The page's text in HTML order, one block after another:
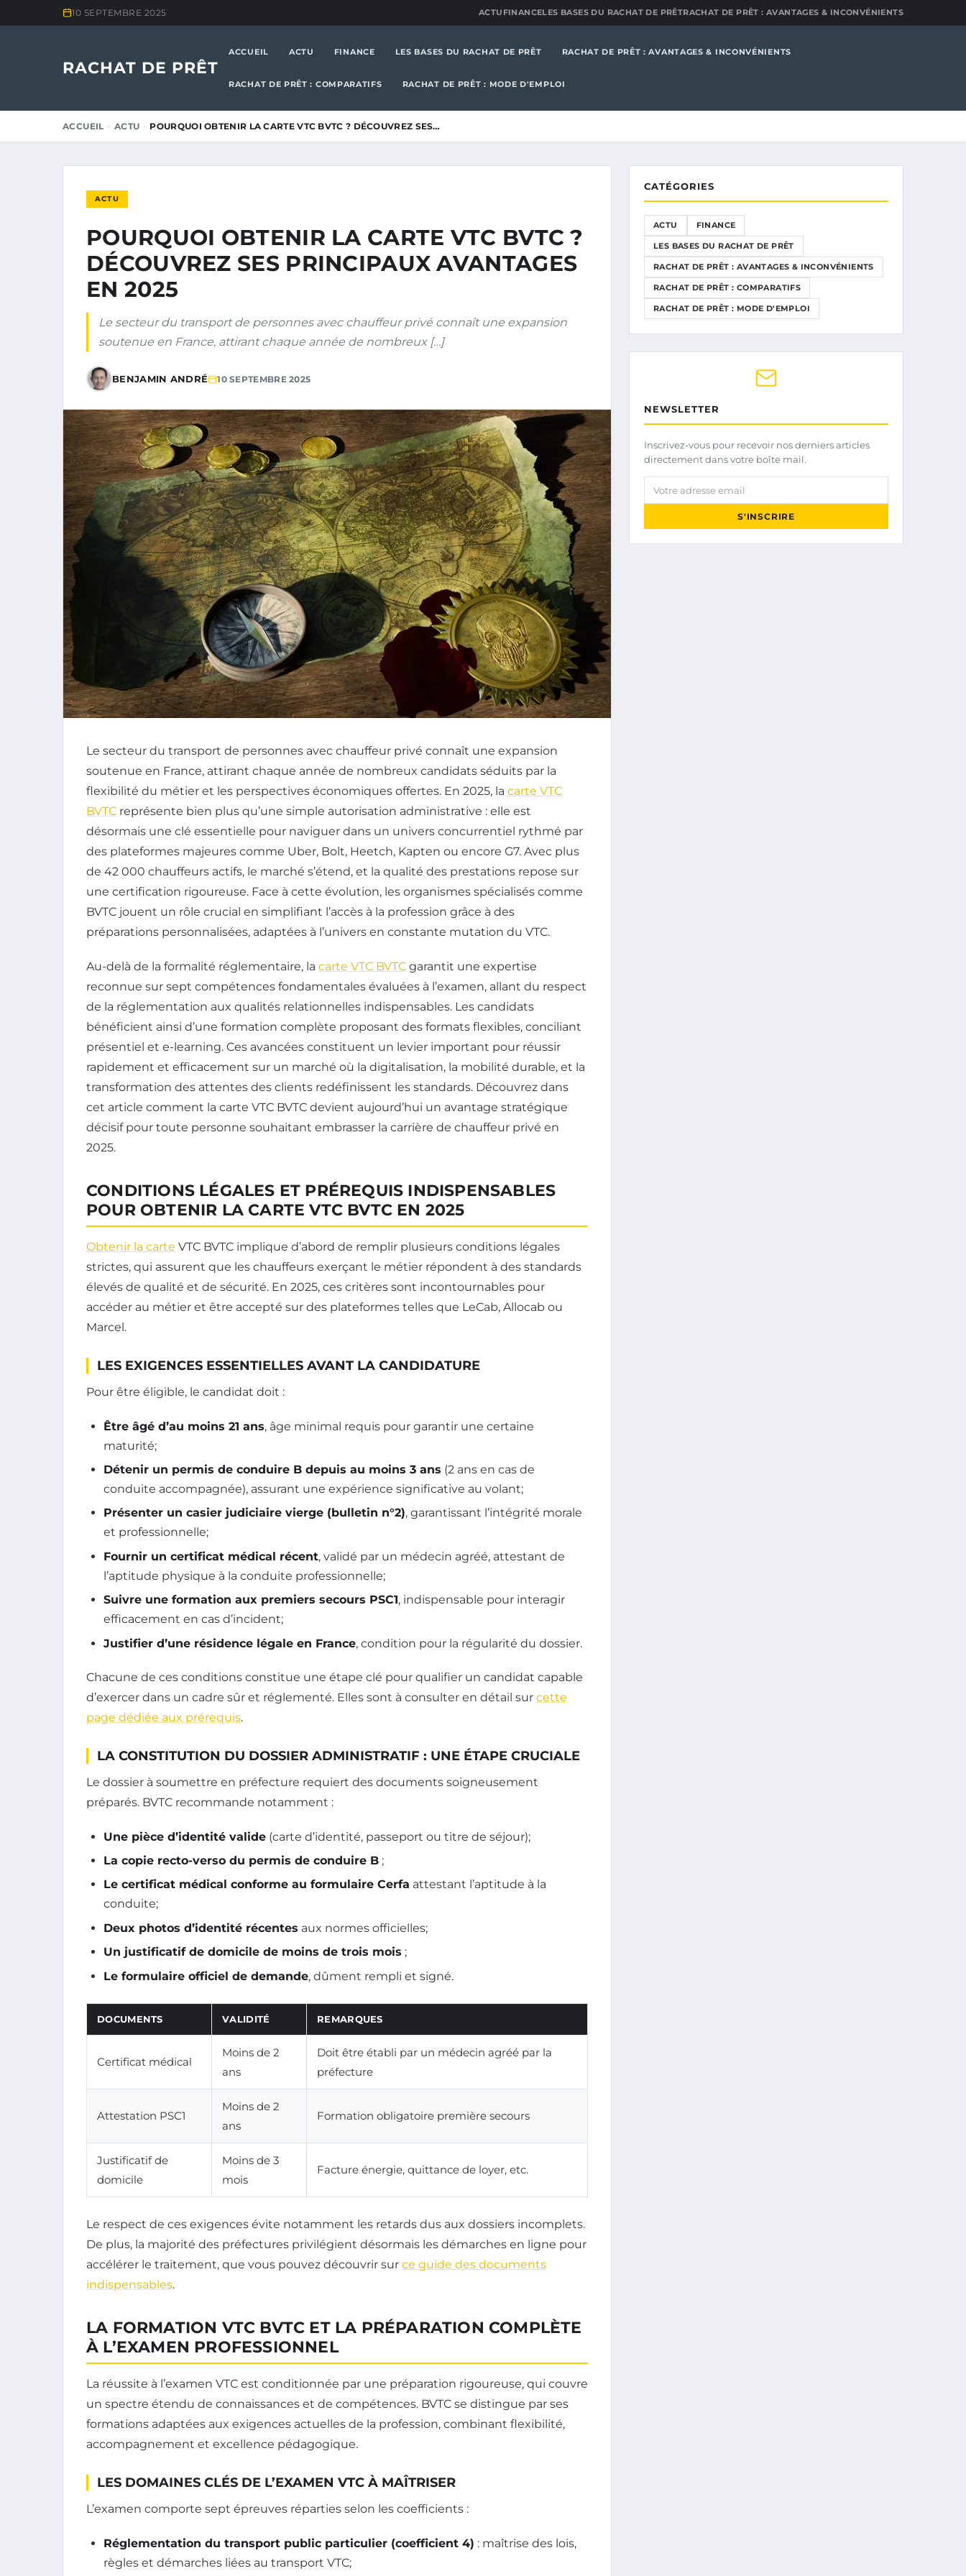
10 SEPTEMBRE 2025 ACTU FINANCELES BASES DU RACHAT DE PRÊTRACHAT DE PRÊT : AVANTAGES & INCONVÉNIENTS
RACHAT DE PRÊT
ACCUEIL ACTU FINANCE LES BASES DU RACHAT DE PRÊT RACHAT DE PRÊT : AVANTAGES & INCONVÉNIENTS
RACHAT DE PRÊT : COMPARATIFS RACHAT DE PRÊT : MODE D'EMPLOI
ACCUEIL ACTU POURQUOI OBTENIR LA CARTE VTC BVTC ? DÉCOUVREZ SES…
ACTU
POURQUOI OBTENIR LA CARTE VTC BVTC ?
DÉCOUVREZ SES PRINCIPAUX AVANTAGES
EN 2025
Le secteur du transport de personnes avec chauffeur privé connaît une expansion
soutenue en France, attirant chaque année de nombreux […]
BENJAMIN ANDRÉ 10 SEPTEMBRE 2025
Le secteur du transport de personnes avec chauffeur privé connaît une expansion
soutenue en France, attirant chaque année de nombreux candidats séduits par la
flexibilité du métier et les perspectives économiques offertes. En 2025, la carte VTC
BVTC représente bien plus qu’une simple autorisation administrative : elle est
désormais une clé essentielle pour naviguer dans un univers concurrentiel rythmé par
des plateformes majeures comme Uber, Bolt, Heetch, Kapten ou encore G7. Avec plus
de 42 000 chauffeurs actifs, le marché s’étend, et la qualité des prestations repose sur
une certification rigoureuse. Face à cette évolution, les organismes spécialisés comme
BVTC jouent un rôle crucial en simplifiant l’accès à la profession grâce à des
préparations personnalisées, adaptées à l’univers en constante mutation du VTC.
Au-delà de la formalité réglementaire, la carte VTC BVTC garantit une expertise
reconnue sur sept compétences fondamentales évaluées à l’examen, allant du respect
de la réglementation aux qualités relationnelles indispensables. Les candidats
bénéficient ainsi d’une formation complète proposant des formats flexibles, conciliant
présentiel et e-learning. Ces avancées constituent un levier important pour réussir
rapidement et efficacement sur un marché où la digitalisation, la mobilité durable, et la
transformation des attentes des clients redéfinissent les standards. Découvrez dans
cet article comment la carte VTC BVTC devient aujourd’hui un avantage stratégique
décisif pour toute personne souhaitant embrasser la carrière de chauffeur privé en
2025.
CONDITIONS LÉGALES ET PRÉREQUIS INDISPENSABLES
POUR OBTENIR LA CARTE VTC BVTC EN 2025
Obtenir la carte VTC BVTC implique d’abord de remplir plusieurs conditions légales
strictes, qui assurent que les chauffeurs exerçant le métier répondent à des standards
élevés de qualité et de sécurité. En 2025, ces critères sont incontournables pour
accéder au métier et être accepté sur des plateformes telles que LeCab, Allocab ou
Marcel.
LES EXIGENCES ESSENTIELLES AVANT LA CANDIDATURE
Pour être éligible, le candidat doit :
Être âgé d’au moins 21 ans, âge minimal requis pour garantir une certaine
maturité;
Détenir un permis de conduire B depuis au moins 3 ans (2 ans en cas de
conduite accompagnée), assurant une expérience significative au volant;
Présenter un casier judiciaire vierge (bulletin n°2), garantissant l’intégrité morale
et professionnelle;
Fournir un certificat médical récent, validé par un médecin agréé, attestant de
l’aptitude physique à la conduite professionnelle;
Suivre une formation aux premiers secours PSC1, indispensable pour interagir
efficacement en cas d’incident;
Justifier d’une résidence légale en France, condition pour la régularité du dossier.
Chacune de ces conditions constitue une étape clé pour qualifier un candidat capable
d’exercer dans un cadre sûr et réglementé. Elles sont à consulter en détail sur cette
page dédiée aux prérequis.
LA CONSTITUTION DU DOSSIER ADMINISTRATIF : UNE ÉTAPE CRUCIALE
Le dossier à soumettre en préfecture requiert des documents soigneusement
préparés. BVTC recommande notamment :
Une pièce d’identité valide (carte d’identité, passeport ou titre de séjour);
La copie recto-verso du permis de conduire B ;
Le certificat médical conforme au formulaire Cerfa attestant l’aptitude à la
conduite;
Deux photos d’identité récentes aux normes officielles;
Un justificatif de domicile de moins de trois mois ;
Le formulaire officiel de demande, dûment rempli et signé.
DOCUMENTS VALIDITÉ REMARQUES
Certificat médical
Moins de 2
ans
Doit être établi par un médecin agréé par la
préfecture
Attestation PSC1
Moins de 2
ans
Formation obligatoire première secours
Justificatif de
domicile
Moins de 3
mois
Facture énergie, quittance de loyer, etc.
Le respect de ces exigences évite notamment les retards dus aux dossiers incomplets.
De plus, la majorité des préfectures privilégient désormais les démarches en ligne pour
accélérer le traitement, que vous pouvez découvrir sur ce guide des documents
indispensables.
LA FORMATION VTC BVTC ET LA PRÉPARATION COMPLÈTE
À L’EXAMEN PROFESSIONNEL
La réussite à l’examen VTC est conditionnée par une préparation rigoureuse, qui couvre
un spectre étendu de connaissances et de compétences. BVTC se distingue par ses
formations adaptées aux exigences actuelles de la profession, combinant flexibilité,
accompagnement et excellence pédagogique.
LES DOMAINES CLÉS DE L’EXAMEN VTC À MAÎTRISER
L’examen comporte sept épreuves réparties selon les coefficients :
Réglementation du transport public particulier (coefficient 4) : maîtrise des lois,
règles et démarches liées au transport VTC;
CATÉGORIES
ACTU FINANCE
LES BASES DU RACHAT DE PRÊT
RACHAT DE PRÊT : AVANTAGES & INCONVÉNIENTS
RACHAT DE PRÊT : COMPARATIFS
RACHAT DE PRÊT : MODE D'EMPLOI
NEWSLETTER
Inscrivez-vous pour recevoir nos derniers articles
directement dans votre boîte mail.
Votre adresse email
S'INSCRIRE